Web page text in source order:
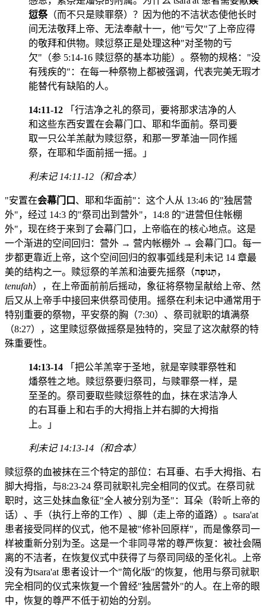
愆祭（而不只是赎罪祭）？因为他的不洁状态使他长时
间无法敬拜上帝、无法奉献十一，他"亏欠"了上帝应得
的敬拜和供物。赎愆祭正是处理这种"对圣物的亏
欠"（参 5:14-16 赎愆祭的基本功能）。祭物的规格："没
有残疾的"：在每一种祭物上都被强调，代表完美无瑕才
能替代有缺陷的人。
14:11-12 「行洁净之礼的祭司，要将那求洁净的人
和这些东西安置在会幕门口、耶和华面前。祭司要
取一只公羊羔献为赎愆祭，和那一罗革油一同作摇
祭，在耶和华面前摇一摇。」
利未记 14:11-12（和合本）
"安置在会幕门口 、耶和华面前"：这个人从 13:46 的"独居营
外"，经过 14:3 的"祭司出到营外"，14:8 的"进营但住帐棚
外"，现在终于来到了会幕门口，上帝临在的核心地点。这是
一个渐进的空间回归：营外 → 营内帐棚外 → 会幕门口。每一
步都更靠近上帝，这个空间回归的叙事弧线是利未记 14 章最
美的结构之一。赎愆祭的羊羔和油要先摇祭（תְּנוּפָה，
tenufah），在上帝面前前后摇动，象征将祭物呈献给上帝、然
后又从上帝手中接回来供祭司使用。摇祭在利未记中通常用于
特别重要的祭物，平安祭的胸（7:30）、祭司就职的填满祭
（8:27），这里赎愆祭做摇祭是独特的，突显了这次献祭的特
殊重要性。
14:13-14 「把公羊羔宰于圣地，就是宰赎罪祭牲和
燔祭牲之地。赎愆祭要归祭司，与赎罪祭一样，是
至圣的。祭司要取些赎愆祭牲的血，抹在求洁净人
的右耳垂上和右手的大拇指上并右脚的大拇指
上。」
利未记 14:13-14（和合本）
赎愆祭的血被抹在三个特定的部位：右耳垂、右手大拇指、右
脚大拇指，与8:23-24 祭司就职礼完全相同的仪式。在祭司就
职时，这三处抹血象征"全人被分别为圣"：耳朵（聆听上帝的
话）、手（执行上帝的工作）、脚（走上帝的道路）。tsara'at
患者接受同样的仪式，他不是被"修补回原样"，而是像祭司一
样被重新分别为圣。这是一个非同寻常的尊严恢复：被社会隔
离的不洁者，在恢复仪式中获得了与祭司同级的圣化礼。上帝
没有为tsara'at 患者设计一个"简化版"的恢复，他用与祭司就职
完全相同的仪式来恢复一个曾经"独居营外"的人。在上帝的眼
中，恢复的尊严不低于初始的分别。